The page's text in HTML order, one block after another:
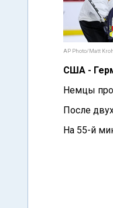
AP Photo/Matt
США -
Немцы
После
На 55-й